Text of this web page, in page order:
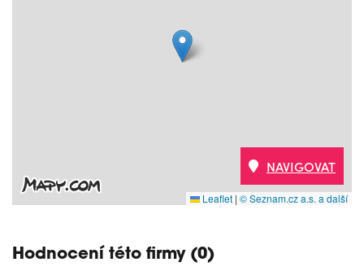
Leaflet | © Seznam.cz a.s. a další
NAVIGOVAT
Hodnocení této firmy (0)